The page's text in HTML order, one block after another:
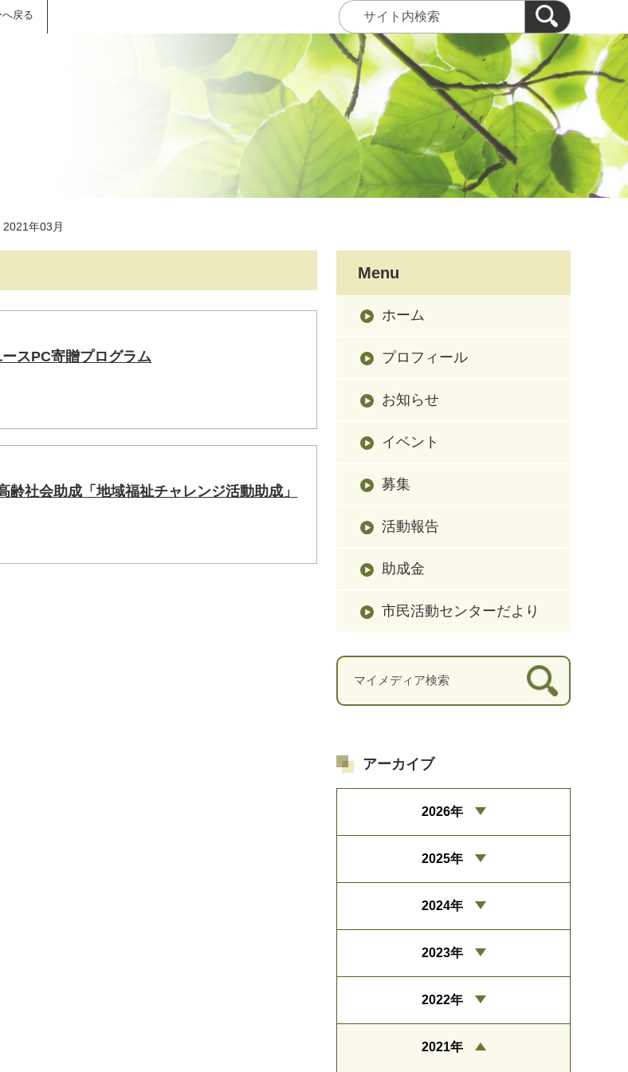
戻る
2021年03月
スPC寄贈プログラム
齢社会助成「地域福祉チャレンジ活動助成」
Menu
ホーム
プロフィール
お知らせ
イベント
募集
活動報告
助成金
市民活動センターだより
アーカイブ
2026年
2025年
2024年
2023年
2022年
2021年